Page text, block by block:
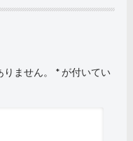
ません。 *が付いてい